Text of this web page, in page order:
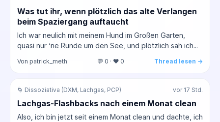
Was tut ihr, wenn plötzlich das alte Verlangen
beim Spaziergang auftaucht
Ich war neulich mit meinem Hund im Großen Garten,
quasi nur ‘ne Runde um den See, und plötzlich sah ich...
Von patrick_meth 💬 0 · ❤️ 0 Thread lesen →
🌀 Dissoziativa (DXM, Lachgas, PCP) vor 17 Std.
Lachgas-Flashbacks nach einem Monat clean
Also, ich bin jetzt seit einem Monat clean und dachte, ich